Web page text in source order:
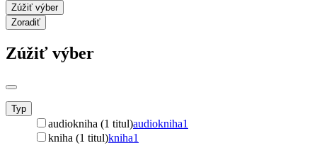
Zúžiť výber
Zoradiť
Zúžiť výber
Typ
audiokniha (1 titul)audiokniha1
kniha (1 titul)kniha1